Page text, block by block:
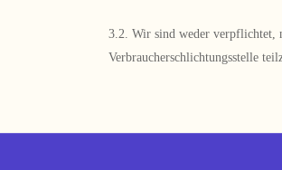
3.2. Wir sind weder verpflichtet,
Verbraucherschlichtungsstelle